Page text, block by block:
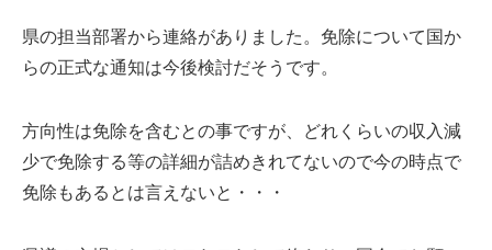
県の担当部署から連絡がありました。免除について国か
らの正式な通知は今後検討だそうです。
方向性は免除を含むとの事ですが、どれくらいの収入減
少で免除する等の詳細が詰めきれてないので今の時点で
免除もあるとは言えないと・・・